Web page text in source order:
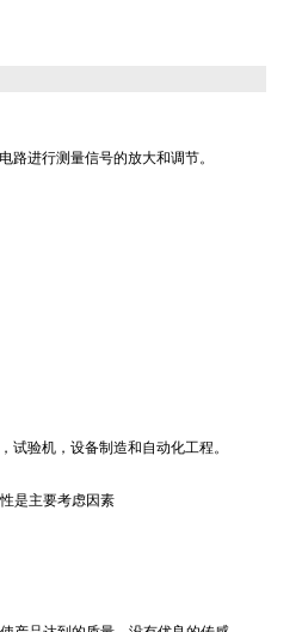
路进行测量信号的放大和调节。
试验机，设备制造和自动化工程。
是主要考虑因素